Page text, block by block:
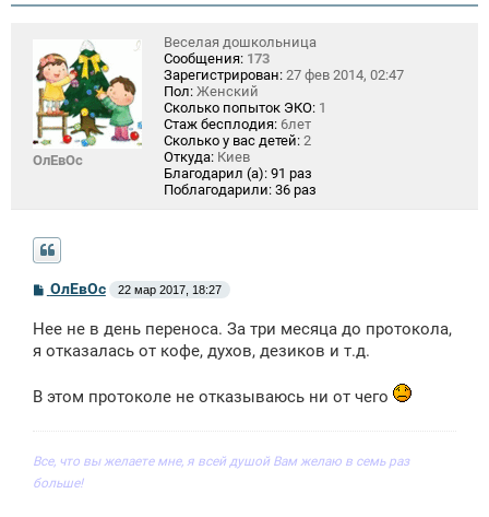
ОлЕвОс
Веселая дошкольница
Сообщения: 173
Зарегистрирован: 27 фев 2014, 02:47
Пол: Женский
Сколько попыток ЭКО: 1
Стаж бесплодия: 6лет
Сколько у вас детей: 2
Откуда: Киев
Благодарил (а): 91 раз
Поблагодарили: 36 раз
С
о
б
щ
и
ОлЕвОс 22 мар 2017, 18:27
Нее не в день переноса. За три месяца до протокола,
я отказалась от кофе, духов, дезиков и т.д.
В этом протоколе не отказываюсь ни от чего
Все, что вы желаете мне, я всей душой Вам желаю в семь раз
больше!